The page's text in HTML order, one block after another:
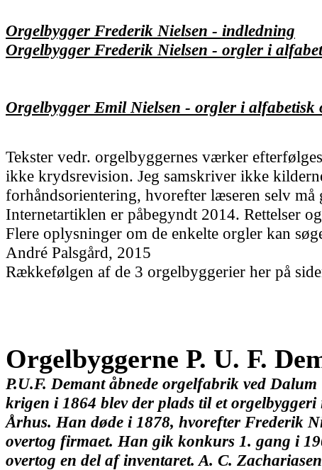
Orgelbygger Frederik Nielsen - indledning
Orgelbygger Frederik Nielsen - orgler i
Orgelbygger Emil Nielsen - orgler i alfabetisk
Tekster vedr. orgelbyggernes værker
ikke krydsrevision. Jeg samskriver ikke
forhåndsorientering, hvorefter læseren selv må
Internetartiklen er påbegyndt 2014. Rettelser
Flere oplysninger om de enkelte orgler kan
André Palsgård, 2015
Rækkefølgen af de 3 orgelbyggerier her på
Orgelbyggerne P. U. F.
P.U.F. Demant åbnede orgelfabrik ved
krigen i 1864 blev der plads til et
Århus. Han døde i 1878, hvorefter Frederik
overtog firmaet. Han gik konkurs 1. gang i
overtog en del af inventaret. A. C.